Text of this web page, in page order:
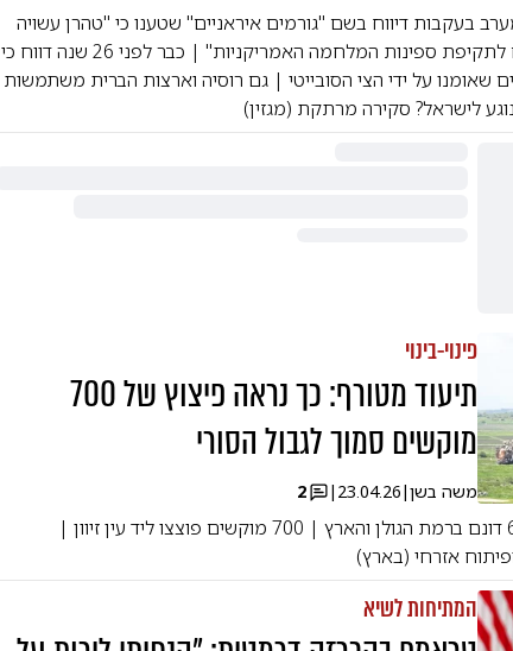
בעקבות דיווח בשם "גורמים איראניים" שטענו כי "טהרן עשויה
להשתמש בדולפינים נושאי מוקשים לתקיפת ספינות המלחמה האמריקניות" | כבר לפני 26 שנה דווח כי
מאוקראינה 27 דולפינים שאומנו על ידי הצי הסובייטי | גם רוסיה וארצות הברית משתמשות
לישראל? סקירה מרתקת (מגזין)
פינוי-בינוי
תיעוד מטורף: כך נראה פיצוץ של 700
מוקשים סמוך לגבול הסורי
משה בשן|
23.04.26
|
2
הרשות לפינוי מוקשים פינתה 6,700 דונם ברמת הגולן והארץ | 700 מוקשים פוצצו ליד עין זיוון |
אזרחי (בארץ)
המתיחות לשיא